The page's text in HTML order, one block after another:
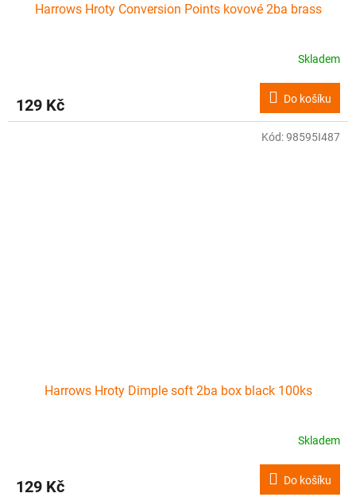
Harrows Hroty Conversion Points kovové 2ba brass
Skladem
129 Kč Do košíku
Harrows Hroty Dimple soft 2ba box black 100ks
Skladem
129 Kč Do košíku
Kód:98595I487